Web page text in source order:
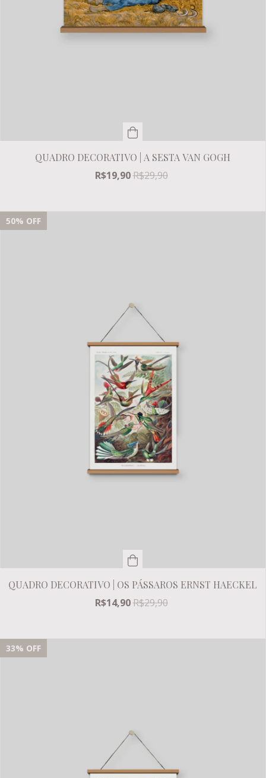
QUADRO DECORATIVO | A SESTA VAN GOGH
R$19,90R$29,90
50% OFF
QUADRO DECORATIVO | OS PÁSSAROS ERNST HAECKEL
R$14,90R$29,90
33% OFF